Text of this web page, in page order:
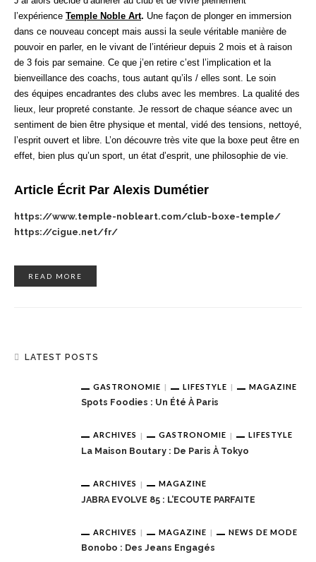
l’expérience Temple Noble Art. Une façon de plonger en immersion
dans ce nouveau concept mais aussi la seule véritable manière de
pouvoir en parler, en le vivant de l’intérieur depuis 2 mois et à raison
de 3 fois par semaine. Ce que j’en retire c’est l’implication et la
bienveillance des coachs, tous autant qu’ils / elles sont. Le soin
des équipes encadrantes des clubs avec les membres. La qualité des
lieux, leur propreté constante. Je ressort de chaque séance avec un
sentiment de bien être physique et mental, vidé des tensions, nettoyé,
l’esprit ouvert et libre. L’on découvre très vite que la boxe peut être en
effet, bien plus qu’un sport, un état d’esprit, une philosophie de vie.
Article Écrit Par Alexis Dumétier
https://www.temple-nobleart.com/club-boxe-temple/
https://cigue.net/fr/
READ MORE
LATEST POSTS
GASTRONOMIE LIFESTYLE MAGAZINE
Spots Foodies : Un Été À Paris
ARCHIVES GASTRONOMIE LIFESTYLE
La Maison Boutary : De Paris À Tokyo
ARCHIVES MAGAZINE
JABRA EVOLVE 85 : L’ECOUTE PARFAITE
ARCHIVES MAGAZINE NEWS DE MODE
Bonobo : Des Jeans Engagés